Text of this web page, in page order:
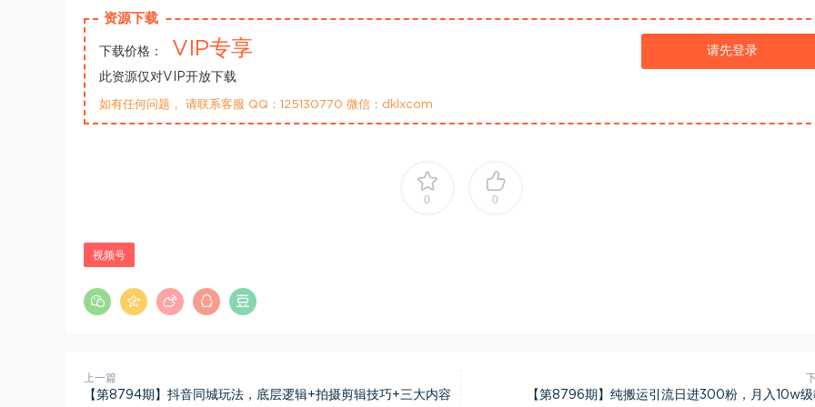
资源下载
下载价格： VIP专享
此资源仅对VIP开放下载
请先登录
如有任何问题， 请联系客服 QQ：125130770 微信：dklxcom
0 0
视频号
上一篇
【第8794期】抖音同城玩法，底层逻辑+拍摄剪辑技巧+三大内容 【第8796期】纯搬运引流日进300粉，月入10w级